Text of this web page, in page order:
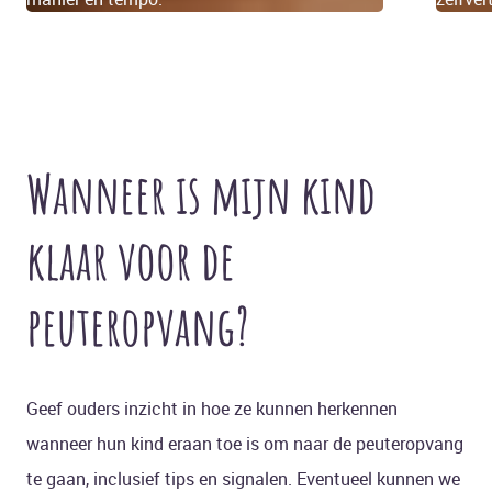
Wanneer is mijn kind
klaar voor de
peuteropvang?
Geef ouders inzicht in hoe ze kunnen herkennen
wanneer hun kind eraan toe is om naar de peuteropvang
te gaan, inclusief tips en signalen. Eventueel kunnen we